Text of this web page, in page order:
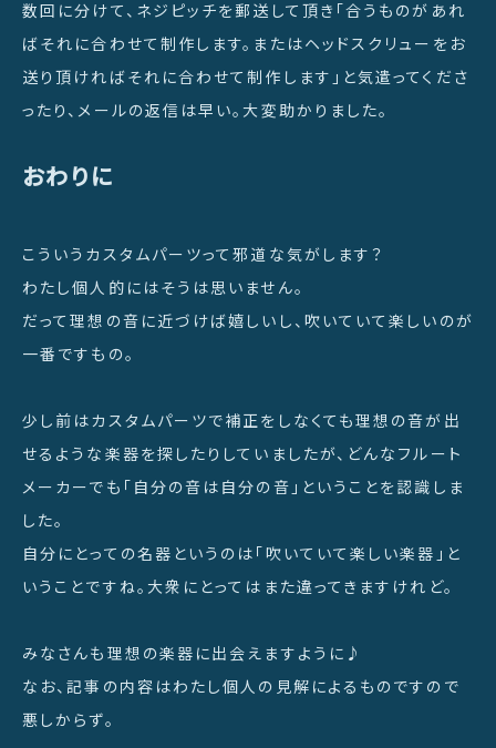
数回に分けて、ネジピッチを郵送して頂き「合うものがあれ
ばそれに合わせて制作します。またはヘッドスクリューをお
送り頂ければそれに合わせて制作します」と気遣ってくださ
ったり、メールの返信は早い。大変助かりました。
おわりに
こういうカスタムパーツって邪道な気がします？
わたし個人的にはそうは思いません。
だって理想の音に近づけば嬉しいし、吹いていて楽しいのが
一番ですもの。
少し前はカスタムパーツで補正をしなくても理想の音が出
せるような楽器を探したりしていましたが、どんなフルート
メーカーでも「自分の音は自分の音」ということを認識しま
した。
自分にとっての名器というのは「吹いていて楽しい楽器」と
いうことですね。大衆にとってはまた違ってきますけれど。
みなさんも理想の楽器に出会えますように♪
なお、記事の内容はわたし個人の見解によるものですので
悪しからず。